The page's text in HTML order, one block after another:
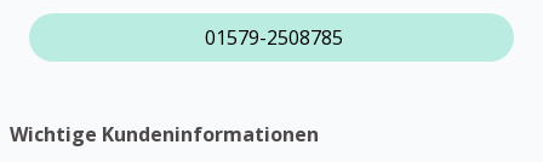
01579-2508785
Wichtige Kundeninformationen